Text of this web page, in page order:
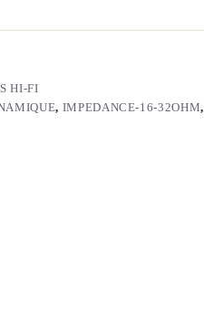
HI-FI
, IMPEDANCE-16-32OHM,